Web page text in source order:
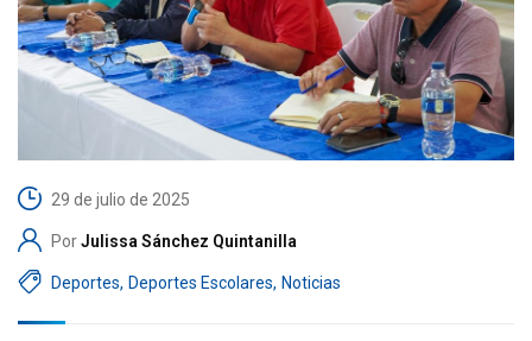
29 de julio de 2025
PorJulissa Sánchez Quintanilla
Deportes, Deportes Escolares, Noticias